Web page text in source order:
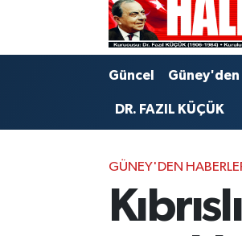
Güncel
DR. FAZIL KÜÇÜK
GÜNEY'DEN
Trafik Durumu
Puan Durumu ve Fikstür